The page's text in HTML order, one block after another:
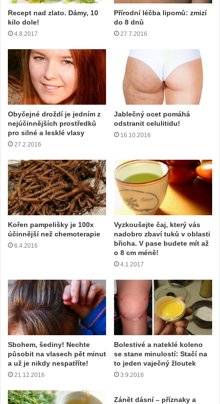
m
a
i
l
u
a
d
e
s
u
Recept nad zlato. Dámy, 10
kilo dole!
4.8.2017
Přírodní léčba lipomů: zmizí
do 8 dnů
27.7.2016
Obyčejné droždí je jedním z
nejúčinnějších prostředků
pro silné a lesklé vlasy
27.2.2016
Jablečný ocet pomáhá
odstranit celulitidu!
16.10.2016
Kořen pampelišky je 100x
účinnější než chemoterapie
6.4.2016
Vyzkoušejte čaj, který vás
nadobro zbaví tuků v oblasti
břicha. V pase budete mít až
o 8 cm méně!
4.1.2017
Sbohem, šediny! Nechte
působit na vlasech pět minut
a už je nikdy nespatříte!
21.12.2016
Bolestivé a nateklé koleno
se stane minulostí: Stačí na
to jeden vaječný žloutek
3.9.2016
Zánět dásní – příznaky a